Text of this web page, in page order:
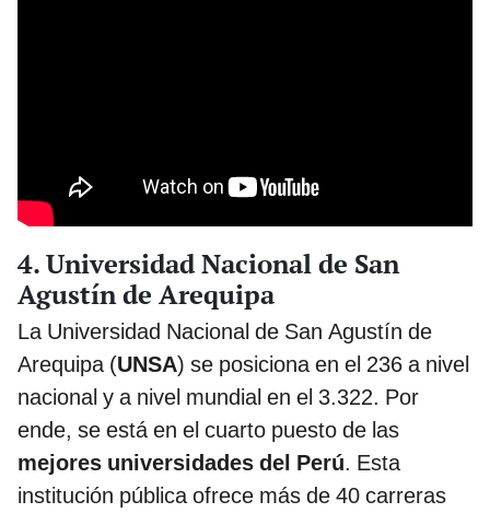
4. Universidad Nacional de San
Agustín de Arequipa
La Universidad Nacional de San Agustín de
Arequipa (UNSA) se posiciona en el 236 a nivel
nacional y a nivel mundial en el 3.322. Por
ende, se está en el cuarto puesto de las
mejores universidades del Perú. Esta
institución pública ofrece más de 40 carreras